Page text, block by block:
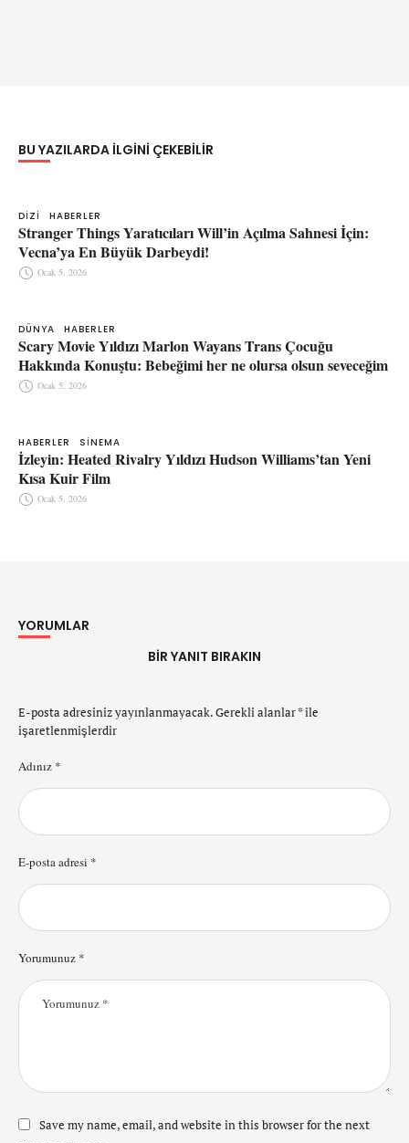
BU YAZILARDA ILGINI ÇEKEBILIR
DIZI HABERLER
Stranger Things Yaratıcıları Will’in Açılma Sahnesi İçin:
Vecna’ya En Büyük Darbeydi!
Ocak 5, 2026
DÜNYA HABERLER
Scary Movie Yıldızı Marlon Wayans Trans Çocuğu
Hakkında Konuştu: Bebeğimi her ne olursa olsun seveceğim
Ocak 5, 2026
HABERLER SINEMA
İzleyin: Heated Rivalry Yıldızı Hudson Williams’tan Yeni
Kısa Kuir Film
Ocak 5, 2026
YORUMLAR
BIR YANIT BIRAKIN
E-posta adresiniz yayınlanmayacak.Gerekli alanlar*ile
işaretlenmişlerdir
Yorumunuz *
Adınız *
E-posta adresi *
Save my name, email, and website in this browser for the next